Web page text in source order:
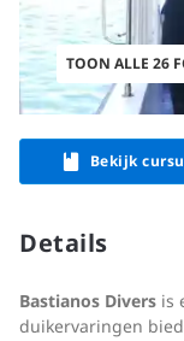
TOON ALLE 26
Bekijk
Details
Bastianos Divers is
duikervaringen